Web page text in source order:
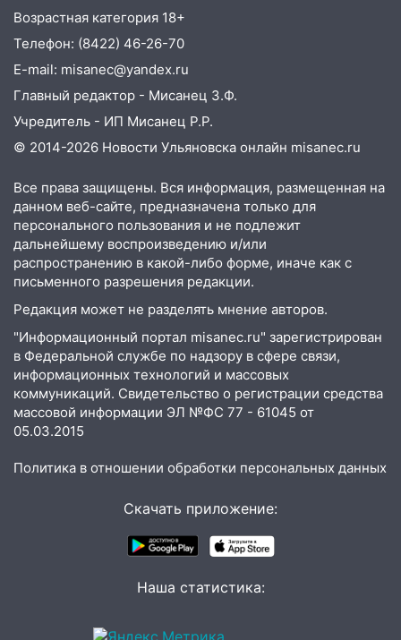
07:20 Жара возвращается: ожидается
знойный и сухой четверг
06:00 Под Ульяновском при развороте
пострадал 38-летний водитель
иномарки
05:00 «Каждая пятая женщина и каждый
алопецией»: врач рассказал, чем может
быть вызвано облысение и как с этим
справиться
03:30 Гороскоп на 7 августа: пятница
принесет прилив творческой энергии и
отличные шансы исправить старые
ошибки
06.08.2026
23:20 Прогноз погоды на 7 августа в
Ульяновской области
20:04 Ульяновцев приглашают на забег,
России
В Ульяновской области
руководителя частной компании
наказали за сокрытие прошлого своего
В Ульяновск едут звезды
Возрастная категория 18+
Телефон: (8422) 46-26-70
E-mail: misanec@yandex.ru
Главный редактор - Мисанец З.Ф.
Учредитель - ИП Мисанец Р.Р.
© 2014-2026 Новости Ульяновска онлайн misanec.ru
Все права защищены. Вся информация, размещенная на
данном веб-сайте, предназначена только для
персонального пользования и не подлежит
дальнейшему воспроизведению и/или
распространению в какой-либо форме, иначе как с
письменного разрешения редакции.
Редакция может не разделять мнение авторов.
"Информационный портал misanec.ru" зарегистрирован
в Федеральной службе по надзору в сфере связи,
информационных технологий и массовых
коммуникаций. Свидетельство о регистрации средства
массовой информации ЭЛ №ФС 77 - 61045 от
05.03.2015
Политика в отношении обработки персональных данных
Скачать приложение:
Наша статистика: